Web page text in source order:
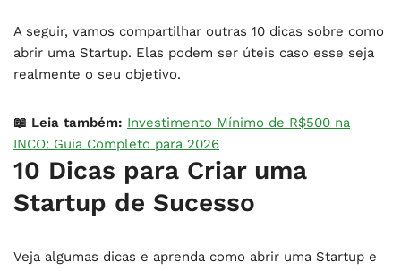
A seguir, vamos compartilhar outras 10 dicas sobre como
abrir uma Startup. Elas podem ser úteis caso esse seja
realmente o seu objetivo.
📖 Leia também: Investimento Mínimo de R$500 na
INCO: Guia Completo para 2026
10 Dicas para Criar uma
Startup de Sucesso
Veja algumas dicas e aprenda como abrir uma Startup e